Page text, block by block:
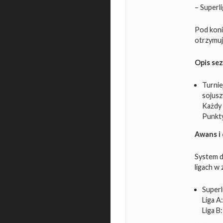
–
Pod
Opis
Awans i
System
ligach w
Liga
Liga